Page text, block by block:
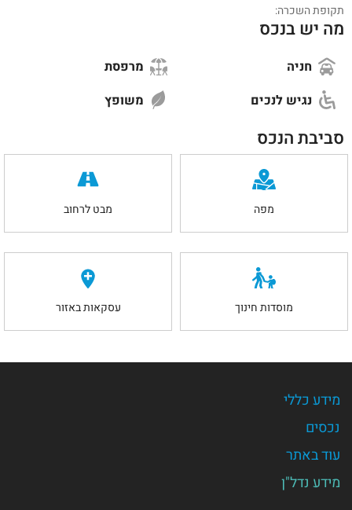
תקופת השכרה:
מה יש בנכס
חניה
מרפסת
נגיש לנכים
משופץ
סביבת הנכס
מפה מבט לרחוב
מוסדות חינוך עסקאות באזור
מידע כללי
נכסים
עוד באתר
מידע נדל"ן